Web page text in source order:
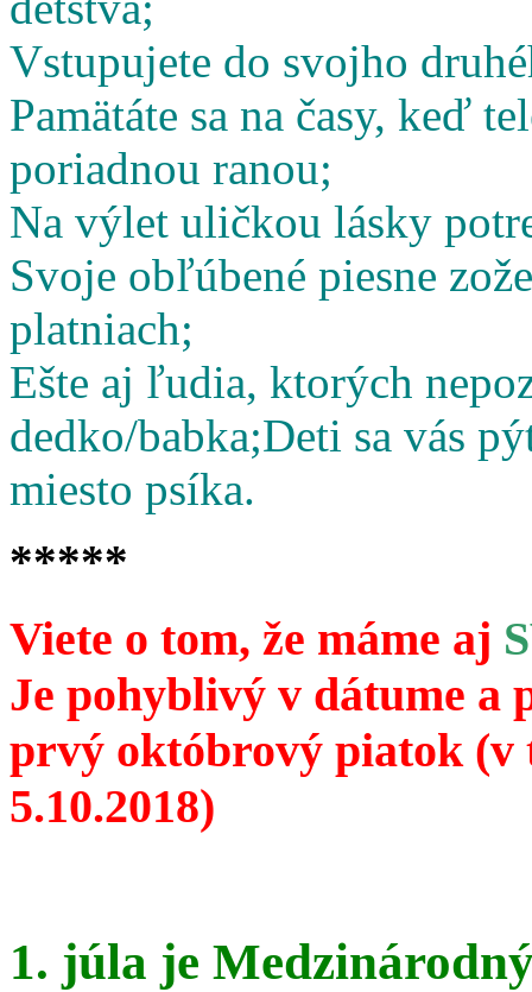
Vstupujete do svojho
Pamätáte sa na časy, keď
poriadnou ranou;
Na výlet uličkou lásky
Svoje obľúbené piesne
platniach;
Ešte aj ľudia, ktorých
dedko/babka;Deti sa vás
miesto psíka.
*****
Viete o tom, že máme aj
Je pohyblivý v dátume a
prvý októbrový piatok
5.10.2018)
1. júla je